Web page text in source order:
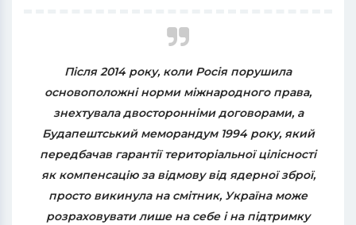
Після 2014 року, коли Росія порушила
основоположні норми міжнародного права,
знехтувала двосторонніми договорами, а
Будапештський меморандум 1994 року, який
передбачав гарантії територіальної цілісності
як компенсацію за відмову від ядерної зброї,
просто викинула на смітник, Україна може
розраховувати лише на себе і на підтримку